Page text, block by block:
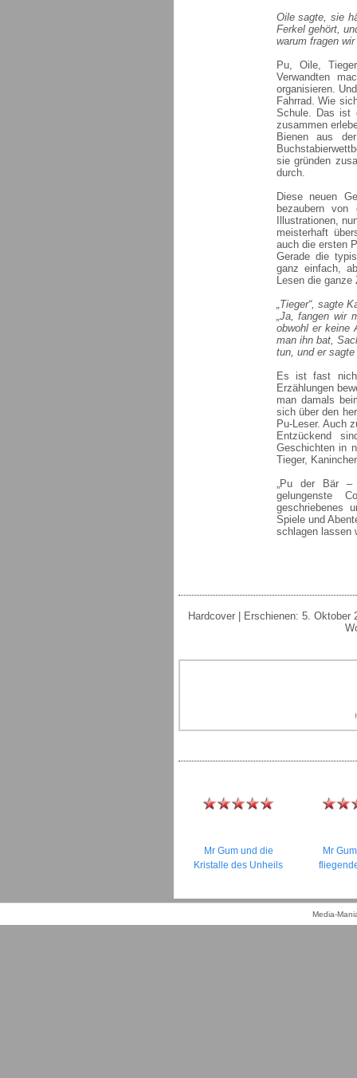
Oile sagte, sie
Ferkel gehört,
warum fragen
Pu, Oile,
Verwandten
organisieren.
Fahrrad. Wie
Schule. Das ist
zusammen
Bienen aus
sie gründen
durch.
Diese neuen
bezaubern
Illustrationen,
meisterhaft
auch die ersten
Gerade die
ganz einfach,
Lesen die
„Tieger“, sagte
„Ja, fangen wir
obwohl er keine
man ihn bat,
tun, und er
Es ist fast
Erzählungen
man damals
sich über den
Pu-Leser. Auch
Entzückend
Geschichten in
Tieger,
„Pu der Bär –
gelungenste
geschriebenes
Spiele und
schlagen lassen
Hardcover | Erschienen: 5. Oktober
Mr Gum und die
Kristalle des Unheils
Mr
Media-